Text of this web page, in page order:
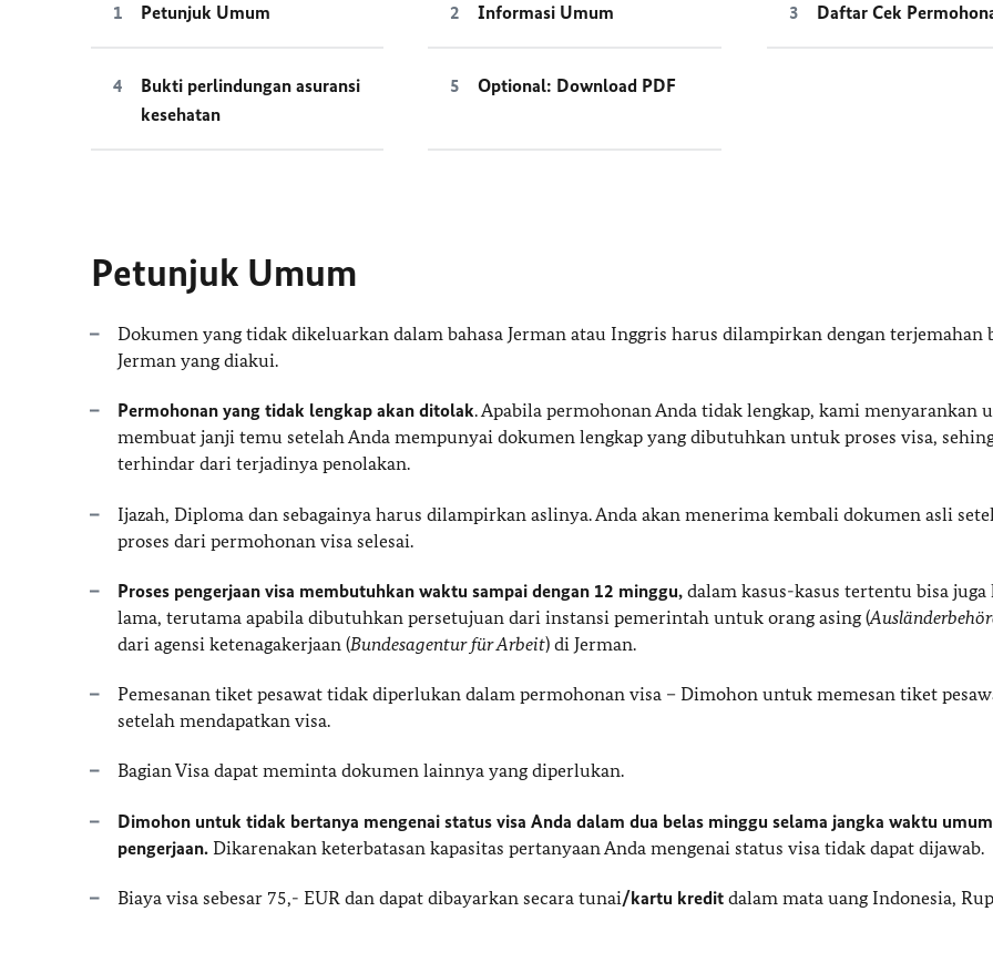
Petunjuk Umum Informasi Umum Daftar Cek
Bukti perlindungan asuransi
kesehatan
Optional: Download PDF
Petunjuk Umum
Dokumen yang tidak dikeluarkan dalam bahasa Jerman atau Inggris harus dilampirkan dengan terjemahan
Jerman yang diakui.
Permohonan yang tidak lengkap akan ditolak. Apabila permohonan Anda tidak lengkap, kami menyarankan
membuat janji temu setelah Anda mempunyai dokumen lengkap yang dibutuhkan untuk proses visa,
terhindar dari terjadinya penolakan.
Ijazah, Diploma dan sebagainya harus dilampirkan aslinya. Anda akan menerima kembali dokumen asli
proses dari permohonan visa selesai.
Proses pengerjaan visa membutuhkan waktu sampai dengan 12 minggu,dalam kasus-kasus tertentu bisa juga
lama, terutama apabila dibutuhkan persetujuan dari instansi pemerintah untuk orang asing (
dari agensi ketenagakerjaan (Bundesagentur für Arbeit) di Jerman.
Pemesanan tiket pesawat tidak diperlukan dalam permohonan visa – Dimohon untuk memesan tiket
setelah mendapatkan visa.
Bagian Visa dapat meminta dokumen lainnya yang diperlukan.
Dimohon untuk tidak bertanya mengenai status visa Anda dalam dua belas minggu selama jangka waktu
pengerjaan. Dikarenakan keterbatasan kapasitas pertanyaan Anda mengenai status visa tidak dapat dijawab.
Biaya visa sebesar 75,- EUR dan dapat dibayarkan secara tunai/kartu kredit dalam mata uang Indonesia,